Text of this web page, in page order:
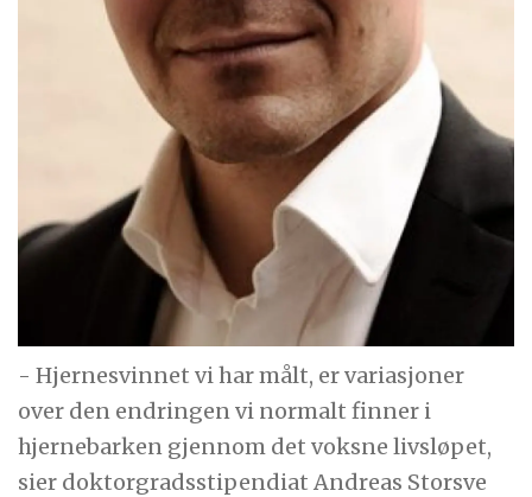
- Hjernesvinnet vi har målt, er variasjoner
over den endringen vi normalt finner i
hjernebarken gjennom det voksne livsløpet,
sier doktorgradsstipendiat Andreas Storsve